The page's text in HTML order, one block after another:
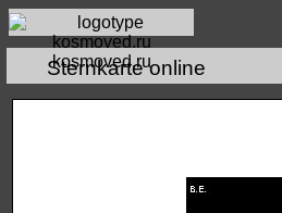
kosmoved.ru
Sternkarte online